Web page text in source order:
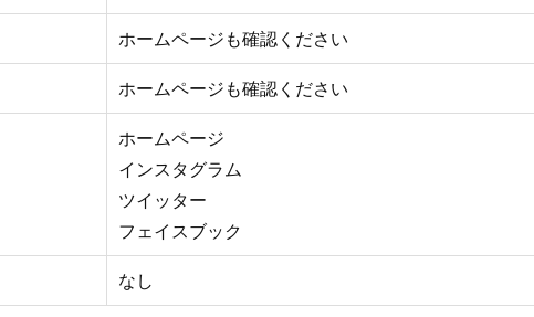
ホームページも確認ください
ホームページも確認ください
ホームページ
インスタグラム
ツイッター
フェイスブック
なし